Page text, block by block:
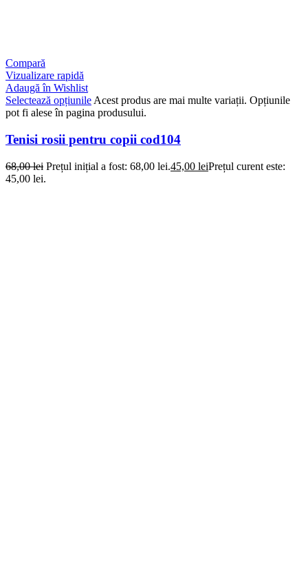
Compară
Vizualizare rapidă
Adaugă în Wishlist
Selectează opțiunileAcest produs are mai multe variații. Opțiunile
pot fi alese în pagina produsului.
Tenisi rosii pentru copii cod104
68,00lei Prețul inițial a fost: 68,00 lei.45,00 leiPrețul curent este:
45,00 lei.